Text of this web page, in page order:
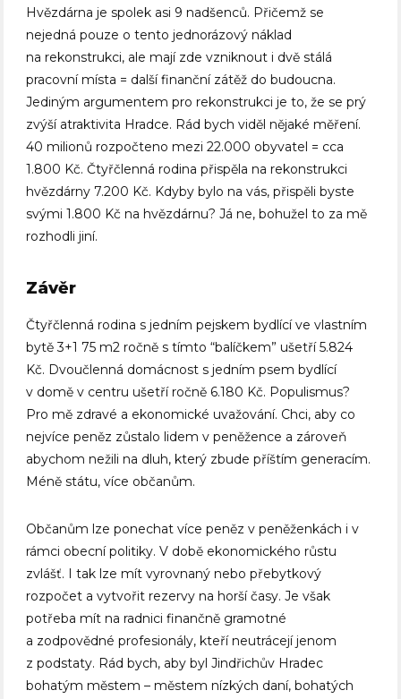
Hvězdárna je spolek asi 9 nadšenců. Přičemž se
nejedná pouze o tento jednorázový náklad
na rekonstrukci, ale mají zde vzniknout i dvě stálá
pracovní místa = další finanční zátěž do budoucna.
Jediným argumentem pro rekonstrukci je to, že se prý
zvýší atraktivita Hradce. Rád bych viděl nějaké měření.
40 milionů rozpočteno mezi 22.000 obyvatel = cca
1.800 Kč. Čtyřčlenná rodina přispěla na rekonstrukci
hvězdárny 7.200 Kč. Kdyby bylo na vás, přispěli byste
svými 1.800 Kč na hvězdárnu? Já ne, bohužel to za mě
rozhodli jiní.
Závěr
Čtyřčlenná rodina s jedním pejskem bydlící ve vlastním
bytě 3+1 75 m2 ročně s tímto “balíčkem” ušetří 5.824
Kč. Dvoučlenná domácnost s jedním psem bydlící
v domě v centru ušetří ročně 6.180 Kč. Populismus?
Pro mě zdravé a ekonomické uvažování. Chci, aby co
nejvíce peněz zůstalo lidem v peněžence a zároveň
abychom nežili na dluh, který zbude příštím generacím.
Méně státu, více občanům.
Občanům lze ponechat více peněz v peněženkách i v
rámci obecní politiky. V době ekonomického růstu
zvlášť. I tak lze mít vyrovnaný nebo přebytkový
rozpočet a vytvořit rezervy na horší časy. Je však
potřeba mít na radnici finančně gramotné
a zodpovědné profesionály, kteří neutrácejí jenom
z podstaty. Rád bych, aby byl Jindřichův Hradec
bohatým městem – městem nízkých daní, bohatých